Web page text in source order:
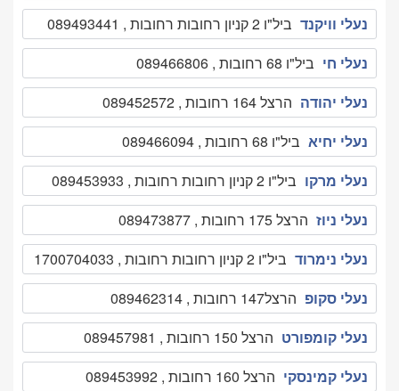
נעלי וויקנד ביל"ו 2 קניון רחובות רחובות , 089493441
נעלי חי ביל"ו 68 רחובות , 089466806
נעלי יהודה הרצל 164 רחובות , 089452572
נעלי יחיא ביל"ו 68 רחובות , 089466094
נעלי מרקו ביל"ו 2 קניון רחובות רחובות , 089453933
נעלי ניוז הרצל 175 רחובות , 089473877
נעלי נימרוד ביל"ו 2 קניון רחובות רחובות , 1700704033
נעלי סקופ הרצל147 רחובות , 089462314
נעלי קומפורט הרצל 150 רחובות , 089457981
נעלי קמינסקי הרצל 160 רחובות , 089453992